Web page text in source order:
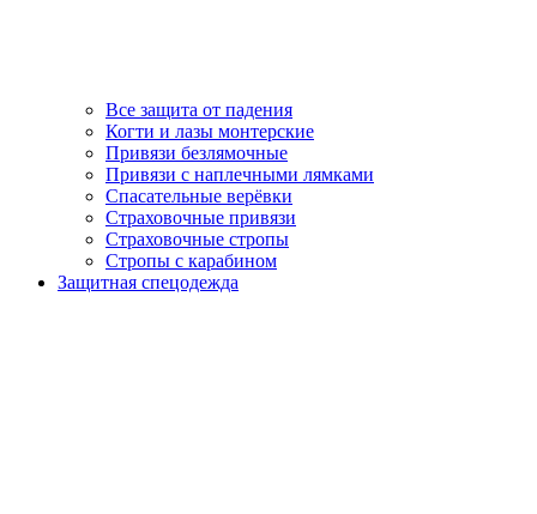
Все защита от падения
Когти и лазы монтерские
Привязи безлямочные
Привязи с наплечными лямками
Спасательные верёвки
Страховочные привязи
Страховочные стропы
Стропы с карабином
Защитная спецодежда